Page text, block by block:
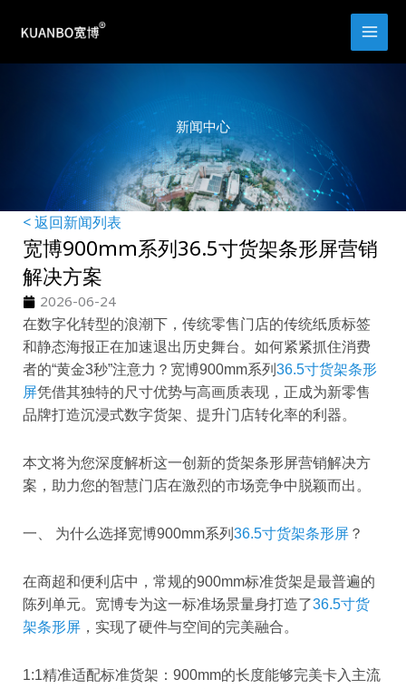
新闻中心
< 返回新闻列表
宽博900mm系列36.5寸货架条形屏营销
解决方案
2026-06-24
在数字化转型的浪潮下，传统零售门店的传统纸质标签
和静态海报正在加速退出历史舞台。如何紧紧抓住消费
者的“黄金3秒”注意力？宽博900mm系列 36.5寸货架条形
屏凭借其独特的尺寸优势与高画质表现，正成为新零售
品牌打造沉浸式数字货架、提升门店转化率的利器。
本文将为您深度解析这一创新的货架条形屏营销解决方
案，助力您的智慧门店在激烈的市场竞争中脱颖而出。
一、 为什么选择宽博900mm系列 36.5寸货架条形屏 ？
在商超和便利店中，常规的900mm标准货架是最普遍的
陈列单元。宽博专为这一标准场景量身打造了36.5寸货
架条形屏 ，实现了硬件与空间的完美融合。
1:1精准适配标准货架：900mm的长度能够完美卡入主流